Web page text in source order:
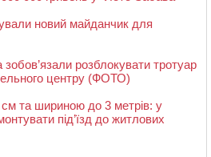
новий майданчик для
розблокувати тротуар
центру (ФОТО)
та шириною до 3 метрів: у
під’їзд до житлових